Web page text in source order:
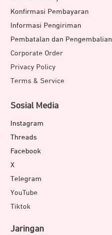
Konfirmasi Pembayaran
Informasi Pengiriman
Pembatalan dan Pengembalian
Corporate Order
Privacy Policy
Terms & Service
Sosial Media
Instagram
Threads
Facebook
X
Telegram
YouTube
Tiktok
Jaringan